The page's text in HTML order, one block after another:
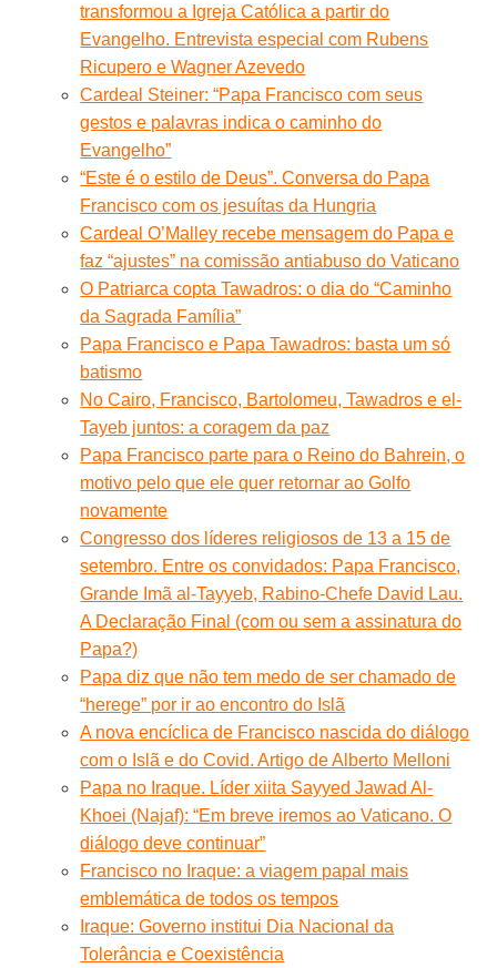
transformou a Igreja Católica a partir do
Evangelho. Entrevista especial com Rubens
Ricupero e Wagner Azevedo
Cardeal Steiner: “Papa Francisco com seus
gestos e palavras indica o caminho do
Evangelho”
“Este é o estilo de Deus”. Conversa do Papa
Francisco com os jesuítas da Hungria
Cardeal O’Malley recebe mensagem do Papa e
faz “ajustes” na comissão antiabuso do Vaticano
O Patriarca copta Tawadros: o dia do “Caminho
da Sagrada Família”
Papa Francisco e Papa Tawadros: basta um só
batismo
No Cairo, Francisco, Bartolomeu, Tawadros e el-
Tayeb juntos: a coragem da paz
Papa Francisco parte para o Reino do Bahrein, o
motivo pelo que ele quer retornar ao Golfo
novamente
Congresso dos líderes religiosos de 13 a 15 de
setembro. Entre os convidados: Papa Francisco,
Grande Imã al-Tayyeb, Rabino-Chefe David Lau.
A Declaração Final (com ou sem a assinatura do
Papa?)
Papa diz que não tem medo de ser chamado de
“herege” por ir ao encontro do Islã
A nova encíclica de Francisco nascida do diálogo
com o Islã e do Covid. Artigo de Alberto Melloni
Papa no Iraque. Líder xiita Sayyed Jawad Al-
Khoei (Najaf): “Em breve iremos ao Vaticano. O
diálogo deve continuar”
Francisco no Iraque: a viagem papal mais
emblemática de todos os tempos
Iraque: Governo institui Dia Nacional da
Tolerância e Coexistência